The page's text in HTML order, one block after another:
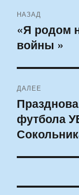
по
записям
НАЗАД
Предыдущая
запись:
«Я родом
войны »
ДАЛЕЕ
Следующая
запись:
футбола